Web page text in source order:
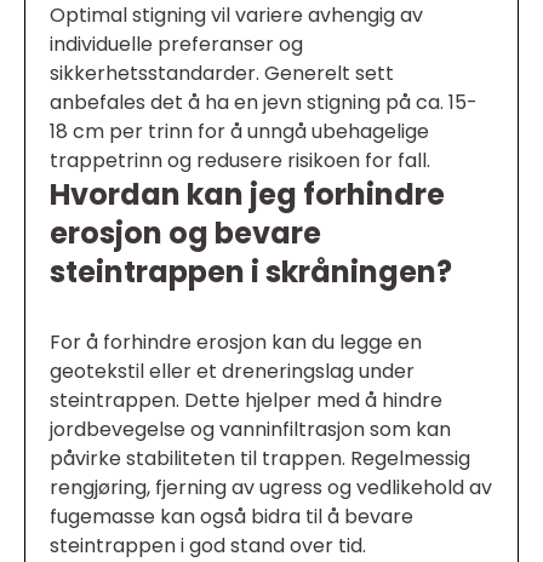
Optimal stigning vil variere avhengig av
individuelle preferanser og
sikkerhetsstandarder. Generelt sett
anbefales det å ha en jevn stigning på ca. 15-
18 cm per trinn for å unngå ubehagelige
trappetrinn og redusere risikoen for fall.
Hvordan kan jeg forhindre
erosjon og bevare
steintrappen i skråningen?
For å forhindre erosjon kan du legge en
geotekstil eller et dreneringslag under
steintrappen. Dette hjelper med å hindre
jordbevegelse og vanninfiltrasjon som kan
påvirke stabiliteten til trappen. Regelmessig
rengjøring, fjerning av ugress og vedlikehold av
fugemasse kan også bidra til å bevare
steintrappen i god stand over tid.